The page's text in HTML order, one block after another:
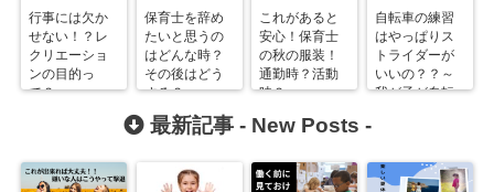
行事には欠か
せない！？レ
クリエーショ
ンの目的っ
て？
保育士を辞め
たいと思うの
はどんな時？
その後はどう
する？
これがあると
安心！保育士
の秋の服装！
通勤時？活動
時？
自転車の練習
はやっぱりス
トライダーが
いいの？？～
我が子が自転
最新記事 - New Posts -